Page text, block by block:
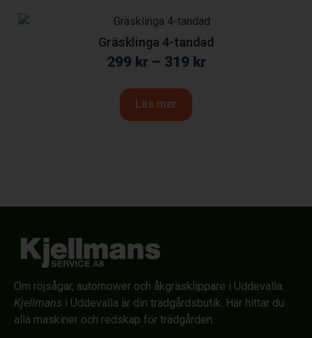
Gräsklinga 4-tandad
299 kr – 319 kr
Läs mer
Om röjsågar, automower och åkgräsklippare i Uddevalla.
Kjellmans i Uddevalla är din trädgårdsbutik. Här hittar du
alla maskiner och redskap för trädgården.